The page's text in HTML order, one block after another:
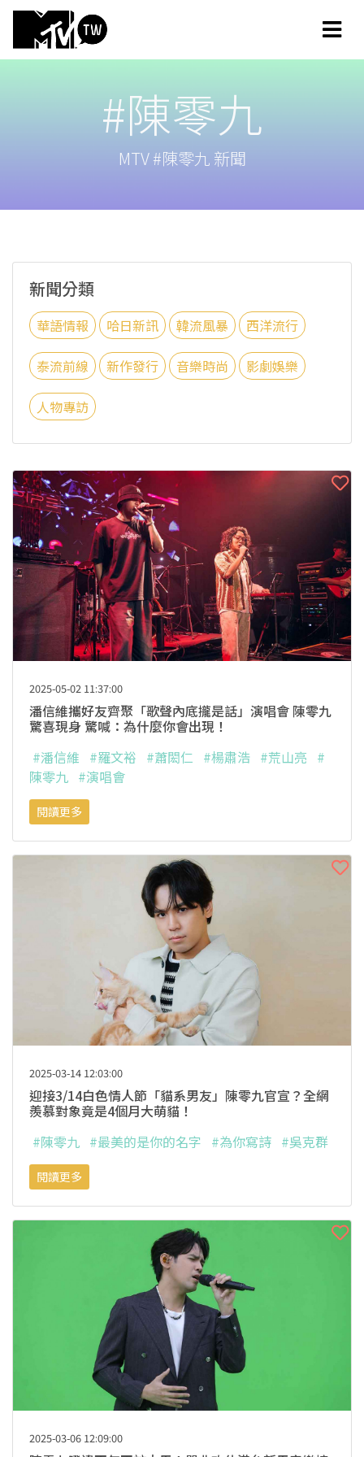
#陳零九
MTV #陳零九 新聞
新聞分類
華語情報 哈日新訊 韓流風暴 西洋流行
泰流前線 新作發行 音樂時尚 影劇娛樂
人物專訪
2025-05-02 11:37:00
潘信維攜好友齊聚「歌聲內底攏是話」演唱會 陳零九
驚喜現身 驚喊：為什麼你會出現！
#潘信維 #羅文裕 #蕭閎仁 #楊肅浩 #荒山亮 #
陳零九 #演唱會
閱讀更多
2025-03-14 12:03:00
迎接3/14白色情人節「貓系男友」陳零九官宣？全網
羨慕對象竟是4個月大萌貓！
#陳零九 #最美的是你的名字 #為你寫詩 #吳克群
閱讀更多
2025-03-06 12:09:00